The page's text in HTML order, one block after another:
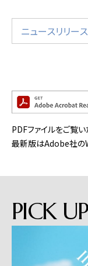
PDFファイルをご覧
最新版はAdobe社の
PICK UP